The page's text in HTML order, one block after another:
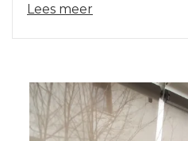
productgecreëerd,
De kosteneffectieve
bijzonder geschikt voor
Lees meer